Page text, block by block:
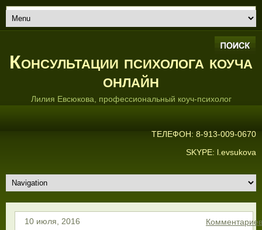
Консультации психолога коуча
онлайн
Лилия Евсюкова, профессиональный коуч-психолог
ТЕЛЕФОН: 8-913-009-0670
SKYPE: l.evsukova
10 июля, 2016
Комментариев